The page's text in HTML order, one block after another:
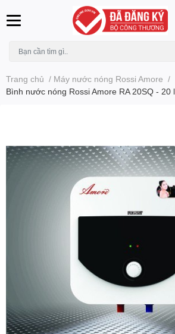
Trang chủ / Máy nước nóng Rossi Amore /
Bình nước nóng Rossi Amore RA 20SQ - 20